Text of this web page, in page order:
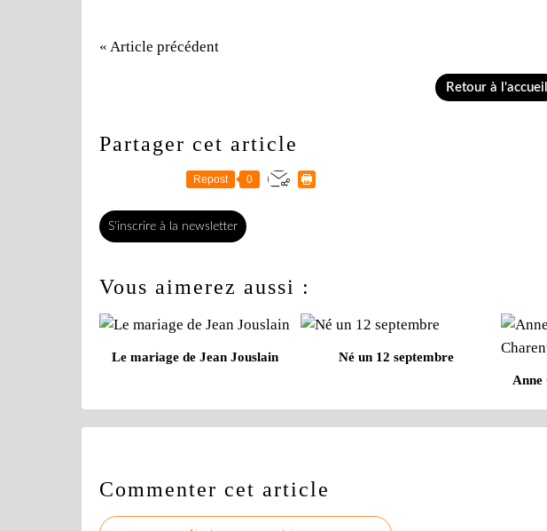
« Article précédent
Retour à l'accueil
Partager cet article
Repost 0
S'inscrire à la newsletter
Vous aimerez aussi :
Le mariage de Jean Jouslain
Né un 12 septembre
Anne
Commenter cet article